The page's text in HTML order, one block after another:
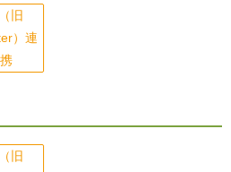
旧
）連
携
旧